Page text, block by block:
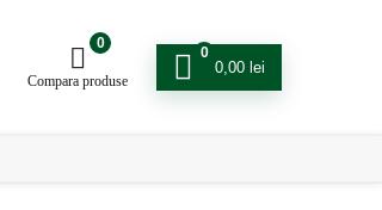
0
Compara produse
0
0,00 lei